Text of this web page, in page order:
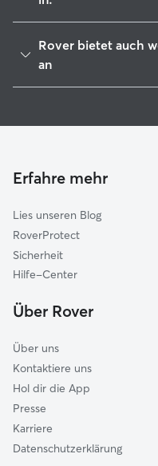
Bernsdorf
Welzow
Kamenz-Schönteichen
Am Klosterwasser
Rover bietet auch
an
Erfahre mehr
Lies unseren Blog
RoverProtect
Sicherheit
Hilfe-Center
Über Rover
Über uns
Kontaktiere uns
Hol dir die App
Presse
Karriere
Datenschutzerklärung